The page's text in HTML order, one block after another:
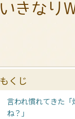
いきなり
もくじ
言われ慣れてきた
ね？」